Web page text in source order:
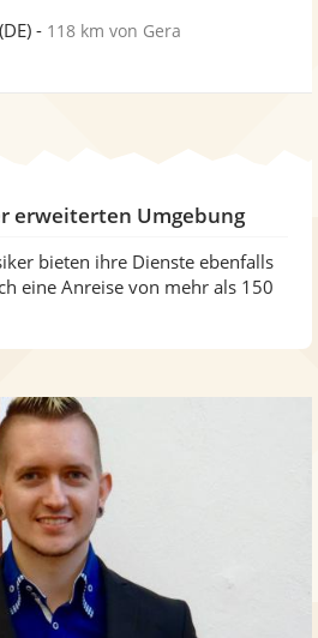
(DE) - 118 km von Gera
erweiterten Umgebung
bieten ihre Dienste ebenfalls
eine Anreise von mehr als 150